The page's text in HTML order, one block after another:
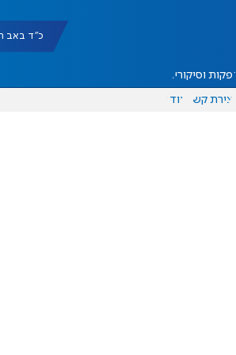
כ"ד באב תשפ"ו
הפקות וסיקורים
יצירת קשר עוד